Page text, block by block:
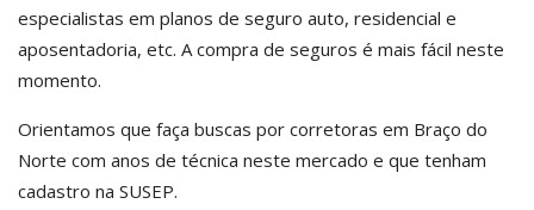
especialistas em planos de seguro auto, residencial e
aposentadoria, etc. A compra de seguros é mais fácil neste
momento.
Orientamos que faça buscas por corretoras em Braço do
Norte com anos de técnica neste mercado e que tenham
cadastro na SUSEP.